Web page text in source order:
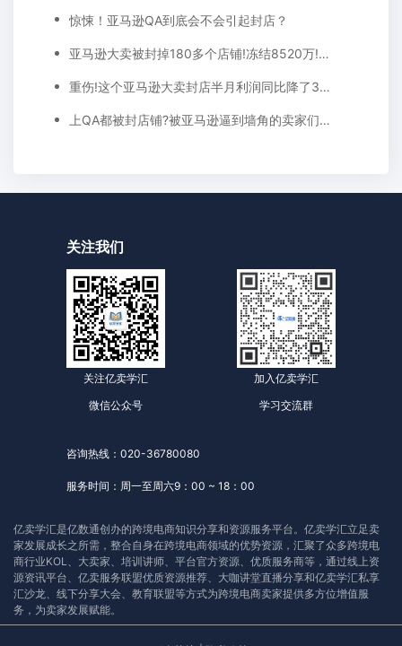
惊悚！亚马逊QA到底会不会引起封店？
亚马逊大卖被封掉180多个店铺!冻结8520万!收入仅剩1成多!
重伤!这个亚马逊大卖封店半月利润同比降了3000万!
上QA都被封店铺?被亚马逊逼到墙角的卖家们，你们还好吗?
关注我们
关注亿卖学汇
微信公众号
加入亿卖学汇
学习交流群
咨询热线：020-36780080
服务时间：周一至周六9：00 ~ 18：00
亿卖学汇是亿数通创办的跨境电商知识分享和资源服务平台。亿卖学汇立足卖
家发展成长之所需，整合自身在跨境电商领域的优势资源，汇聚了众多跨境电
商行业KOL、大卖家、培训讲师、平台官方资源、优质服务商等，通过线上资
源资讯平台、亿卖服务联盟优质资源推荐、大咖讲堂直播分享和亿卖学汇私享
汇沙龙、线下分享大会、教育联盟等方式为跨境电商卖家提供多方位增值服
务，为卖家发展赋能。